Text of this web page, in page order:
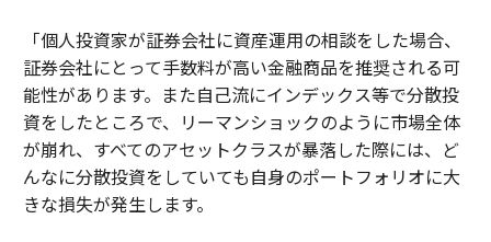
「個人投資家が証券会社に資産運用の相談をした場合、
証券会社にとって手数料が高い金融商品を推奨される可
能性があります。また自己流にインデックス等で分散投
資をしたところで、リーマンショックのように市場全体
が崩れ、すべてのアセットクラスが暴落した際には、ど
んなに分散投資をしていても自身のポートフォリオに大
きな損失が発生します。